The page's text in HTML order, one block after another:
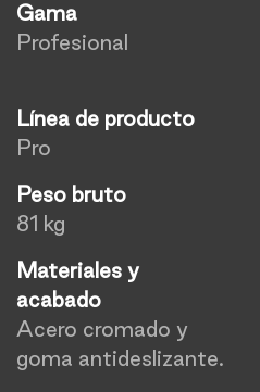
Gama
Profesional
Línea de producto
Pro
Peso bruto
81 kg
Materiales y
acabado
Acero cromado y
goma antideslizante.